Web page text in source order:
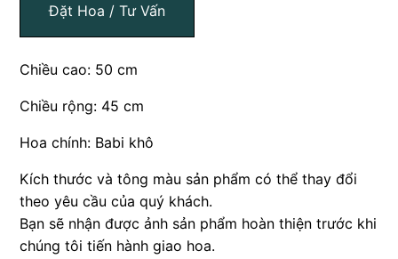
Đặt Hoa / Tư Vấn
Chiều cao: 50 cm
Chiều rộng: 45 cm
Hoa chính: Babi khô
Kích thước và tông màu sản phẩm có thể thay đổi
theo yêu cầu của quý khách.
Bạn sẽ nhận được ảnh sản phẩm hoàn thiện trước khi
chúng tôi tiến hành giao hoa.